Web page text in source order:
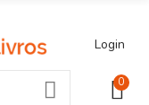
Login
0